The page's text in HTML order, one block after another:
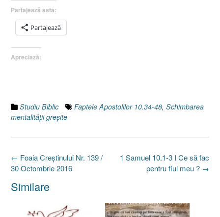
Partajează asta:
Partajează
Apreciază:
Studiu Biblic Faptele Apostolilor 10.34-48, Schimbarea
mentalităţii greşite
Post
navigation
1 Samuel 10.1-3 I Ce să fac
pentru fiul meu ? →
← Foaia Creştinului Nr. 139 /
30 Octombrie 2016
Similare